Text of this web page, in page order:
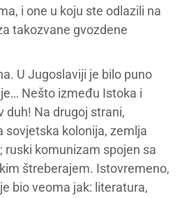
i one u koju ste odlazili na
takozvane gvozdene
U Jugoslaviji je bilo puno
Nešto između Istoka i
duh! Na drugoj strani,
sovjetska kolonija, zemlja
ruski komunizam spojen sa
štreberajem. Istovremeno,
bio veoma jak: literatura,